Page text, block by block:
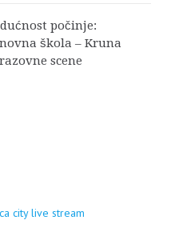
počinje:
škola – Kruna
scene
city live stream